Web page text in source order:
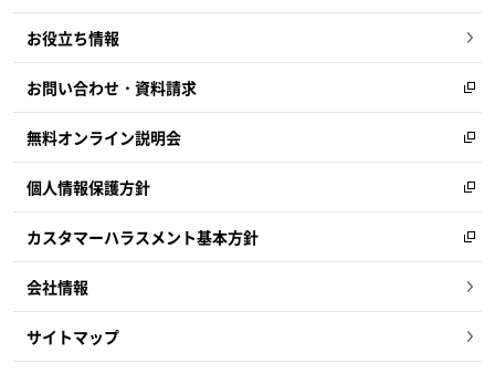
お役立ち情報
お問い合わせ・資料請求
無料オンライン説明会
個人情報保護方針
カスタマーハラスメント基本方針
会社情報
サイトマップ